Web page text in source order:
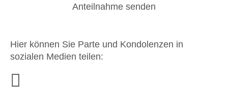
Hier können Sie Parte und Kondolenzen in
sozialen Medien teilen: